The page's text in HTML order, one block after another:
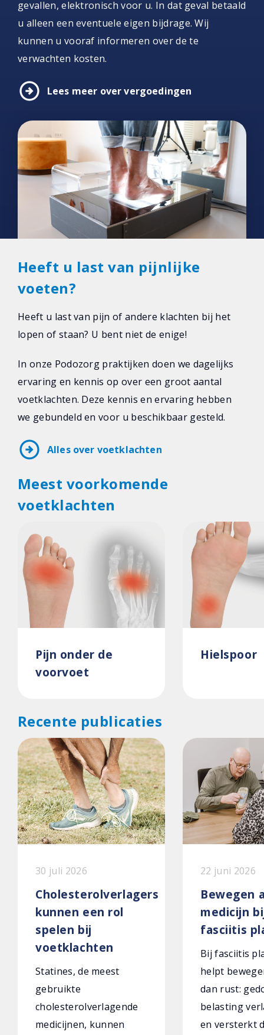
gevallen, elektronisch voor u. In dat geval betaald
u alleen een eventuele eigen bijdrage. Wij
kunnen u vooraf informeren over de te
verwachten kosten.
arrow_circle_right Lees meer over vergoedingen
Heeft u last van pijnlijke
voeten?
Heeft u last van pijn of andere klachten bij het
lopen of staan? U bent niet de enige!
In onze Podozorg praktijken doen we dagelijks
ervaring en kennis op over een groot aantal
voetklachten. Deze kennis en ervaring hebben
we gebundeld en voor u beschikbaar gesteld.
arrow_circle_right Alles over voetklachten
Meest voorkomende
voetklachten
Pijn onder de
voorvoet
Hielspoor
Recente publicaties
30 juli 2026
Cholesterolverlagers
kunnen een rol
spelen bij
voetklachten
Statines, de meest
gebruikte
cholesterolverlagende
medicijnen, kunnen
22 juni 2026
Bewegen
medicijn
fasciitis
Bij fasciitis
helpt
dan rust:
belasting
en versterkt